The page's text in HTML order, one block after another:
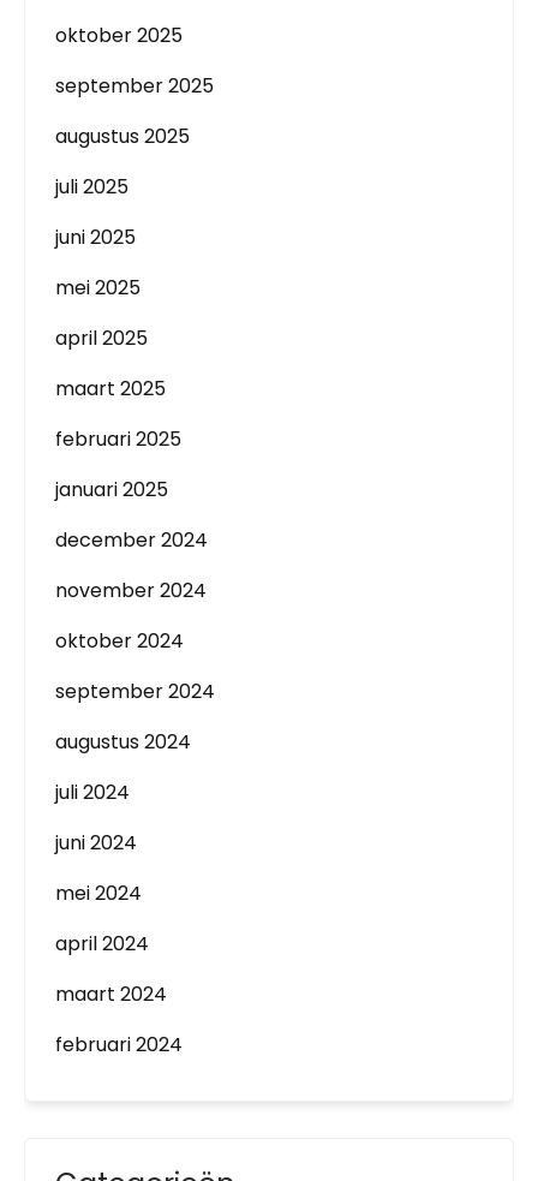
oktober 2025
september 2025
augustus 2025
juli 2025
juni 2025
mei 2025
april 2025
maart 2025
februari 2025
januari 2025
december 2024
november 2024
oktober 2024
september 2024
augustus 2024
juli 2024
juni 2024
mei 2024
april 2024
maart 2024
februari 2024